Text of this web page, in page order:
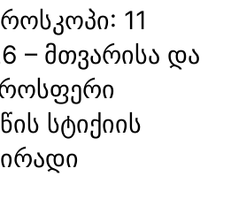
11
– მთვარისა და
სტიქიის